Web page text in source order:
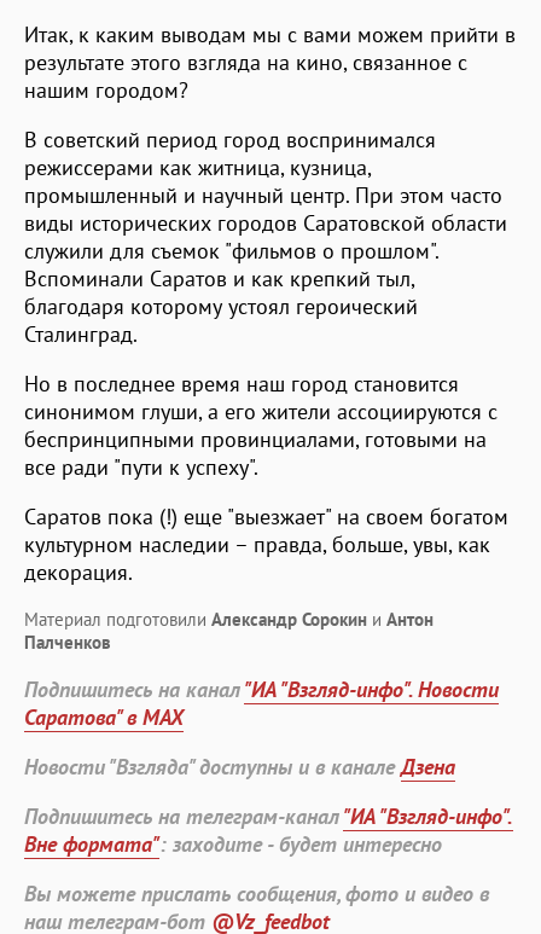
Итак, к каким выводам мы с вами можем прийти в
результате этого взгляда на кино, связанное с
нашим городом?
В советский период город воспринимался
режиссерами как житница, кузница,
промышленный и научный центр. При этом часто
виды исторических городов Саратовской области
служили для съемок "фильмов о прошлом".
Вспоминали Саратов и как крепкий тыл,
благодаря которому устоял героический
Сталинград.
Но в последнее время наш город становится
синонимом глуши, а его жители ассоциируются с
беспринципными провинциалами, готовыми на
все ради "пути к успеху".
Саратов пока (!) еще "выезжает" на своем богатом
культурном наследии – правда, больше, увы, как
декорация.
Материал подготовили Александр Сорокин и Антон
Палченков
Подпишитесь на канал"ИА "Взгляд-инфо". Новости
Саратова" в MAX
Новости "Взгляда" доступны и в каналеДзена
Подпишитесь на телеграм-канал"ИА "Взгляд-инфо".
Вне формата": заходите - будет интересно
Вы можете прислать сообщения, фото и видео в
наш телеграм-бот @Vz_feedbot